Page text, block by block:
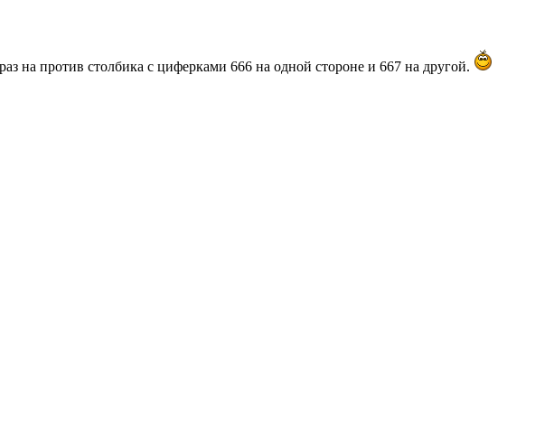
на против столбика с циферками 666 на одной стороне и 667 на другой.